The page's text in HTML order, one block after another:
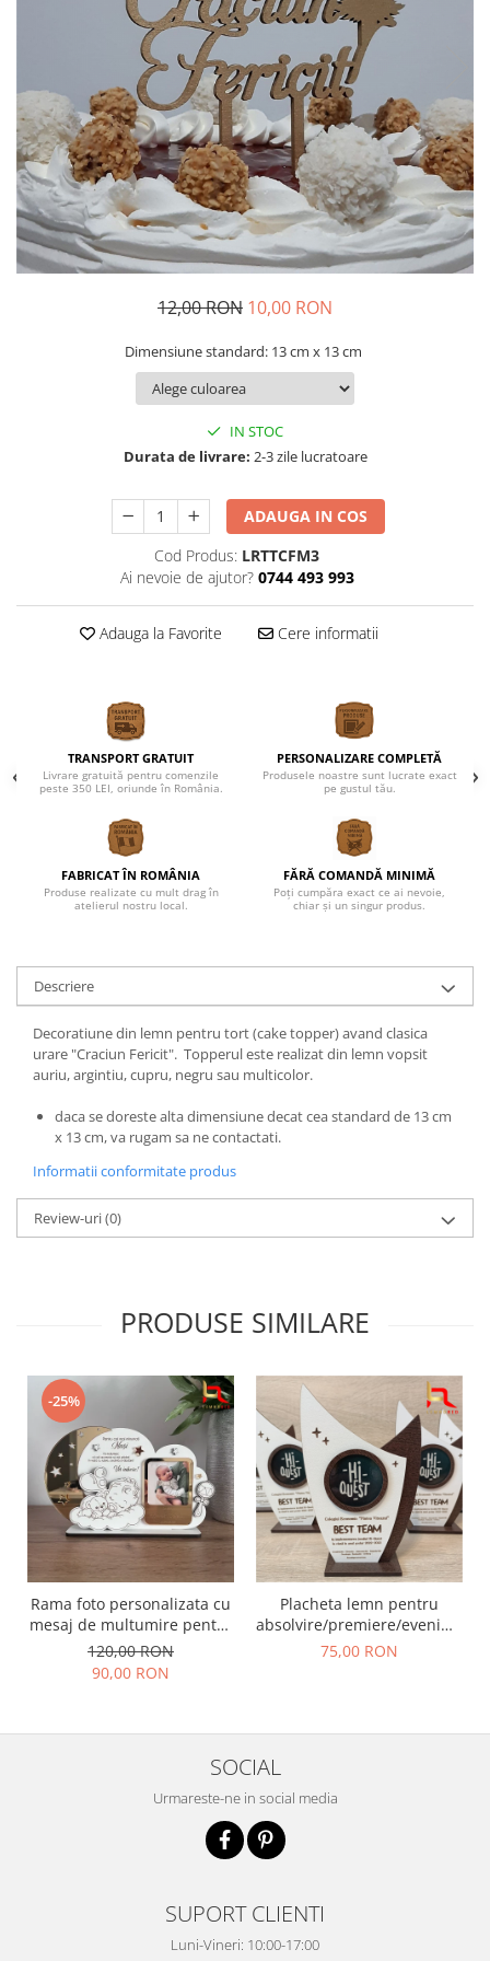
Decoratiuni Craciun
Pachete cadou Craciun
Decoratiuni Paste
Valentines Day
Cadouri indragostiti
1-8 Martie
Scoala/Absolvire
12,00 RON 10,00 RON
Dimensiune standard: 13 cm x 13 cm
IN STOC
Durata de livrare: 2-3 zile lucratoare
ADAUGA IN COS
Cod Produs: LRTTCFM3
Ai nevoie de ajutor? 0744 493 993
Adauga la Favorite Cere informatii
TRANSPORT GRATUIT
Livrare gratuită pentru comenzile
peste 350 LEI, oriunde în România.
PERSONALIZARE COMPLETĂ
Produsele noastre sunt lucrate exact
pe gustul tău.
FABRICAT ÎN ROMÂNIA
Produse realizate cu mult drag în
atelierul nostru local.
FĂRĂ COMANDĂ MINIMĂ
Poți cumpăra exact ce ai nevoie,
chiar și un singur produs.
Descriere
Decoratiune din lemn pentru tort (cake topper) avand clasica
urare "Craciun Fericit". Topperul este realizat din lemn vopsit
auriu, argintiu, cupru, negru sau multicolor.
daca se doreste alta dimensiune decat cea standard de 13 cm
x 13 cm, va rugam sa ne contactati.
Informatii conformitate produs
Review-uri(0)
PRODUSE SIMILARE
-25%
Rama foto personalizata cu
mesaj de multumire pentru
nasii de botez | Cadou
emotional pentru nasi
120,00 RON
90,00 RON
Placheta lemn pentru
absolvire/premiere/eveniment
- optiuni de personalizare
75,00 RON
SOCIAL
Urmareste-ne in social media
SUPORT CLIENTI
Luni-Vineri: 10:00-17:00